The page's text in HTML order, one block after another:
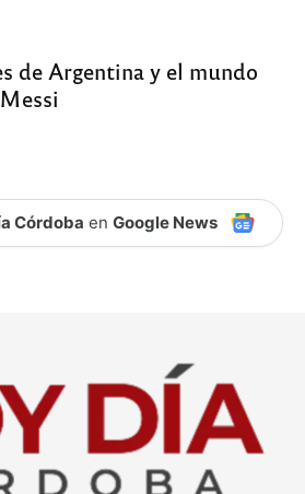
de Argentina y el mundo
Córdoba en Google News